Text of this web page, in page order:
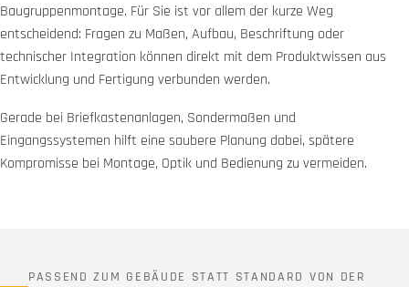
Baugruppenmontage. Für Sie ist vor allem der kurze Weg
entscheidend: Fragen zu Maßen, Aufbau, Beschriftung oder
technischer Integration können direkt mit dem Produktwissen aus
Entwicklung und Fertigung verbunden werden.
Gerade bei Briefkastenanlagen, Sondermaßen und
Eingangssystemen hilft eine saubere Planung dabei, spätere
Kompromisse bei Montage, Optik und Bedienung zu vermeiden.
PASSEND ZUM GEBÄUDE STATT STANDARD VON DER